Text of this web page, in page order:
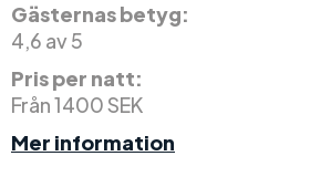
Gästernas betyg:
4,6 av 5
Pris per natt:
Från 1400 SEK
Mer information